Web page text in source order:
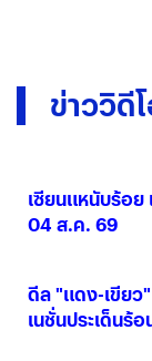
ข่าววิดี
เซียนแหนับร้อย
04 ส.ค. 69
ดีล "แดง-เขียว"
เนชั่นประเด็นร้